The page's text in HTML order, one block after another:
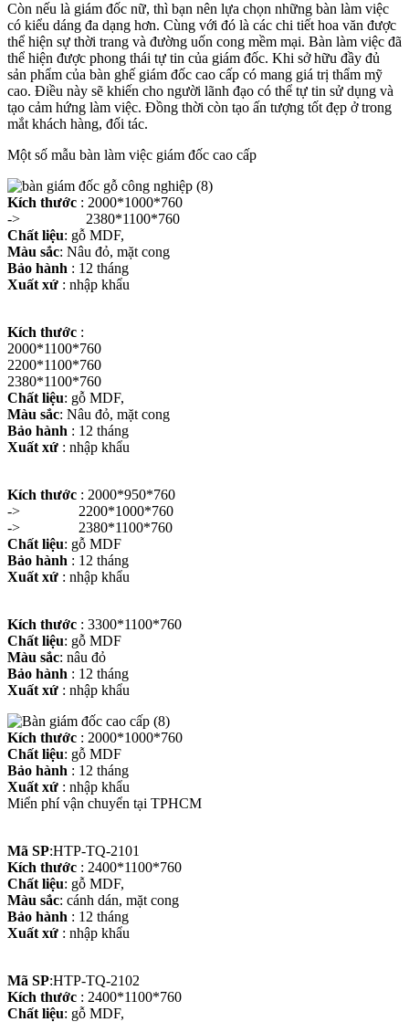
Còn nếu là giám đốc nữ, thì bạn nên lựa chọn những bàn làm việc
có kiểu dáng đa dạng hơn. Cùng với đó là các chi tiết hoa văn được
thể hiện sự thời trang và đường uốn cong mềm mại. Bàn làm việc đã
thể hiện được phong thái tự tin của giám đốc. Khi sở hữu đầy đủ
sản phẩm của bàn ghế giám đốc cao cấp có mang giá trị thẩm mỹ
cao. Điều này sẽ khiến cho người lãnh đạo có thể tự tin sử dụng và
tạo cảm hứng làm việc. Đồng thời còn tạo ấn tượng tốt đẹp ở trong
mắt khách hàng, đối tác.
Một số mẫu bàn làm việc giám đốc cao cấp
Kích thước : 2000*1000*760
-> 2380*1100*760
Chất liệu: gỗ MDF,
Màu sắc: Nâu đỏ, mặt cong
Bảo hành : 12 tháng
Xuất xứ : nhập khẩu
Kích thước :
2000*1100*760
2200*1100*760
2380*1100*760
Chất liệu: gỗ MDF,
Màu sắc: Nâu đỏ, mặt cong
Bảo hành : 12 tháng
Xuất xứ : nhập khẩu
Kích thước : 2000*950*760
-> 2200*1000*760
-> 2380*1100*760
Chất liệu: gỗ MDF
Bảo hành : 12 tháng
Xuất xứ : nhập khẩu
Kích thước : 3300*1100*760
Chất liệu: gỗ MDF
Màu sắc: nâu đỏ
Bảo hành : 12 tháng
Xuất xứ : nhập khẩu
Kích thước : 2000*1000*760
Chất liệu: gỗ MDF
Bảo hành : 12 tháng
Xuất xứ : nhập khẩu
Miển phí vận chuyển tại TPHCM
Mã SP:HTP-TQ-2101
Kích thước : 2400*1100*760
Chất liệu: gỗ MDF,
Màu sắc: cánh dán, mặt cong
Bảo hành : 12 tháng
Xuất xứ : nhập khẩu
Mã SP:HTP-TQ-2102
Kích thước : 2400*1100*760
Chất liệu: gỗ MDF,